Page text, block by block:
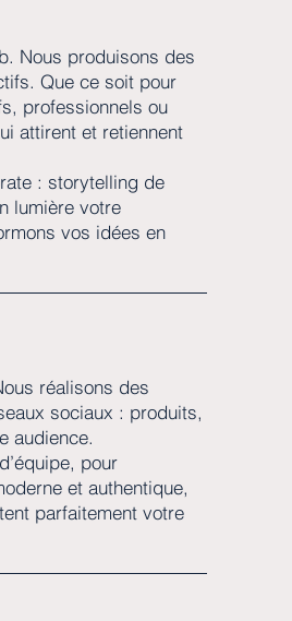
Nous produisons des
Que ce soit pour
professionnels ou
attirent et retiennent
: storytelling de
lumière votre
vos idées en
réalisons des
sociaux : produits,
audience.
pour
et authentique,
parfaitement votre